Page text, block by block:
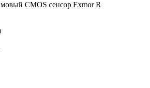
CMOS сенсор Exmor R